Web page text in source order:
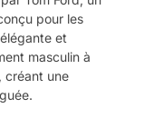
pour les
et
masculin à
créant une